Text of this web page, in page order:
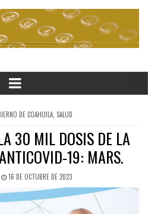
DE COAHUILA SALUD
30 MIL DOSIS DE LA
19: MARS.
16 DE OCTUBRE DE 2023